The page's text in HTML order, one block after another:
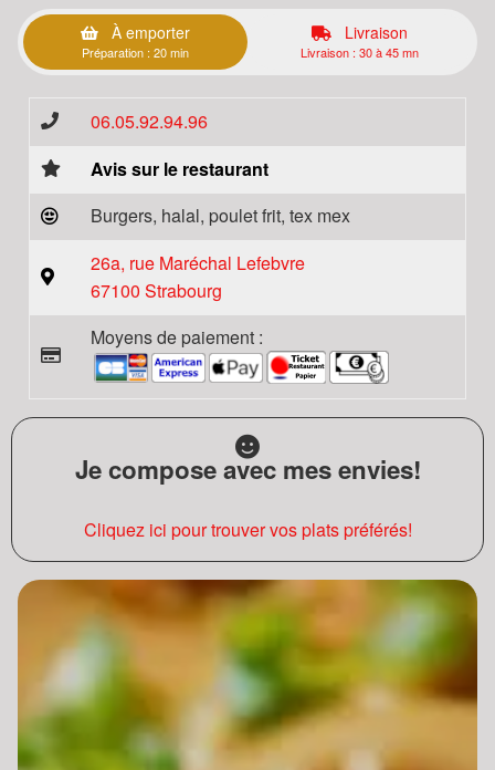
À emporter
Préparation : 20 min
Livraison
Livraison : 30 à 45 mn
06.05.92.94.96
Avis sur le restaurant
Burgers, halal, poulet frit, tex mex
26a, rue Maréchal Lefebvre
67100 Strabourg
Moyens de paiement :
Je compose avec mes envies!
Cliquez ici pour trouver vos plats préférés!